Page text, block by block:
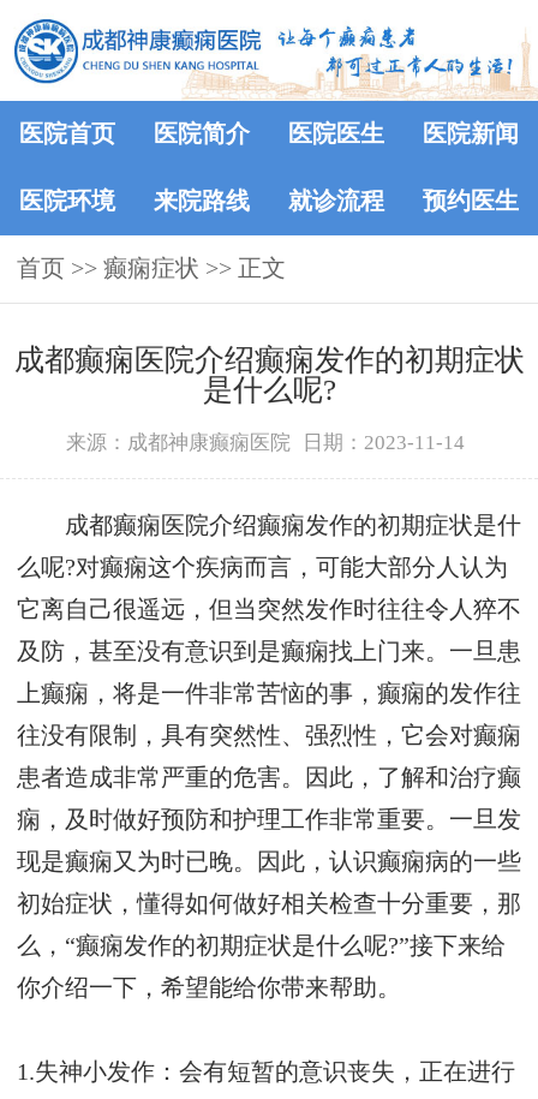
医院首页 医院简介 医院医生 医院新闻
医院环境 来院路线 就诊流程 预约医生
首页 >> 癫痫症状 >> 正文
成都癫痫医院介绍癫痫发作的初期症状
是什么呢?
来源：成都神康癫痫医院 日期：2023-11-14
成都癫痫医院介绍癫痫发作的初期症状是什
么呢?对癫痫这个疾病而言，可能大部分人认为
它离自己很遥远，但当突然发作时往往令人猝不
及防，甚至没有意识到是癫痫找上门来。一旦患
上癫痫，将是一件非常苦恼的事，癫痫的发作往
往没有限制，具有突然性、强烈性，它会对癫痫
患者造成非常严重的危害。因此，了解和治疗癫
痫，及时做好预防和护理工作非常重要。一旦发
现是癫痫又为时已晚。因此，认识癫痫病的一些
初始症状，懂得如何做好相关检查十分重要，那
么，“癫痫发作的初期症状是什么呢?”接下来给
你介绍一下，希望能给你带来帮助。
1.失神小发作：会有短暂的意识丧失，正在进行